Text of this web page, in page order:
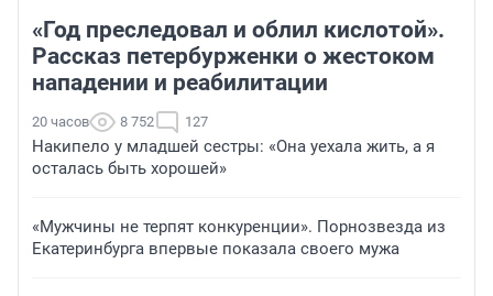
«Год преследовал и облил кислотой».
Рассказ петербурженки о жестоком
нападении и реабилитации
20 часов 8 752 127
Накипело у младшей сестры: «Она уехала жить, а я
осталась быть хорошей»
«Мужчины не терпят конкуренции». Порнозвезда из
Екатеринбурга впервые показала своего мужа